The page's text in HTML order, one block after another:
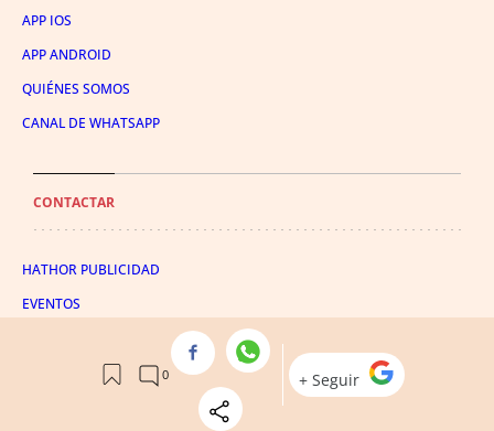
APP IOS
APP ANDROID
QUIÉNES SOMOS
CANAL DE WHATSAPP
CONTACTAR
HATHOR PUBLICIDAD
EVENTOS
SUSCRIPTOR